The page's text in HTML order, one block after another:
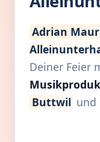
Adrian
Deiner Feier
Buttwil und